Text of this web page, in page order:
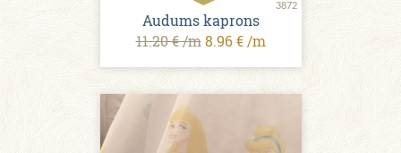
3872
Audums kaprons
11.20 € /m 8.96 € /m